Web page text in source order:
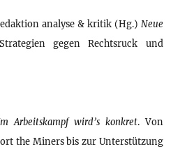
analyse & kritik (Hg.) Neue
gegen Rechtsruck und
Arbeitskampf wird’s konkret. Von
the Miners bis zur Unterstützung